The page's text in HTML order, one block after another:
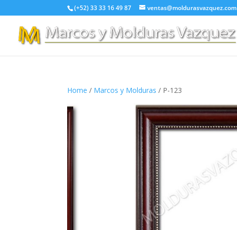
(+52) 33 33 16 49 87 ventas@moldurasvazquez.com
Home / Marcos y Molduras / P-123